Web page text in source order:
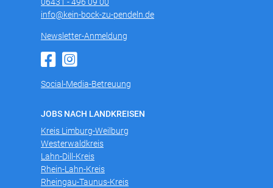
info@kein-bock-zu-pendeln.de
Newsletter-Anmeldung
Social-Media-Betreuung
JOBS NACH LANDKREISEN
Kreis Limburg-Weilburg
Westerwaldkreis
Lahn-Dill-Kreis
Rhein-Lahn-Kreis
Rheingau-Taunus-Kreis